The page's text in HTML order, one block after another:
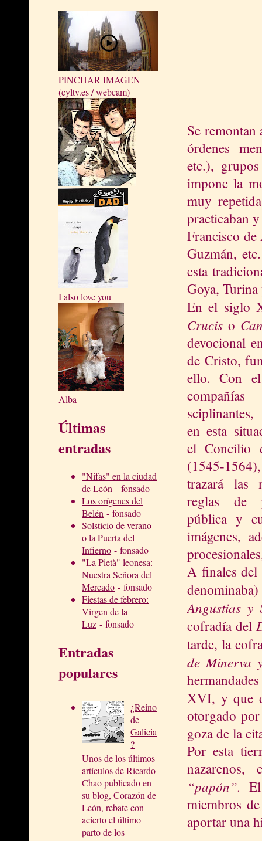
PINCHAR IMAGEN
(cyltv.es / webcam)
I also love you
Alba
Últimas
entradas
"Nifas" en la ciudad
de León - fonsado
Los orígenes del
Belén - fonsado
Solsticio de verano
o la Puerta del
Infierno - fonsado
"La Pietà" leonesa:
Nuestra Señora del
Mercado - fonsado
Fiestas de febrero:
Virgen de la
Luz - fonsado
Entradas
populares
¿Reino
de
Galicia
?
Unos de los últimos
artículos de Ricardo
Chao publicado en
su blog, Corazón de
León, rebate con
acierto el último
parto de los
Se
órdenes
etc.),
impone la
muy
practicaban
Francisco
Guzmán,
esta
Goya,
En el siglo
Crucis o
devocional
de Cristo,
ello. Con
en esta
el Concilio
(1545-
trazará las
reglas de
pública y
imágenes,
A finales
Angustias y
cofradía del
tarde, la
de Minerva
XVI, y que
otorgado
goza de la
Por esta
nazarenos,
“papón”.
miembros
aportar una